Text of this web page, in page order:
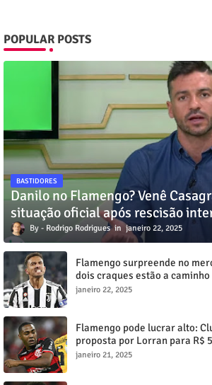
POPULAR POSTS
BASTIDORES
Danilo no Flamengo? Venê
situação oficial após rescisão
Rodrigo Rodrigues janeiro 22, 2025
Flamengo surpreende no
dois craques estão a caminho
janeiro 22, 2025
Flamengo pode lucrar alto:
proposta por Lorran para R$
janeiro 21, 2025